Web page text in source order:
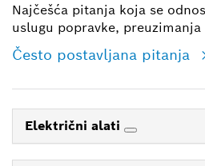
Najčešća pitanja koja se
uslugu popravke,
Često postavljana pitanja
Električni alati